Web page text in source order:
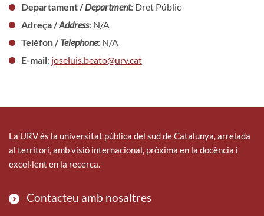
Departament /Department: Dret Públic
Adreça /Address: N/A
Telèfon /Telephone: N/A
E-mail: joseluis.beato@urv.cat
La URV és la universitat pública del sud de Catalunya, arrelada
al territori, amb visió internacional, pròxima en la docència i
excel·lent en la recerca.
Contacteu amb nosaltres